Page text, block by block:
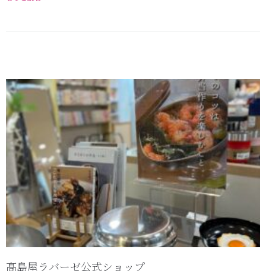
髙島屋ラバーゼ公式ショップ